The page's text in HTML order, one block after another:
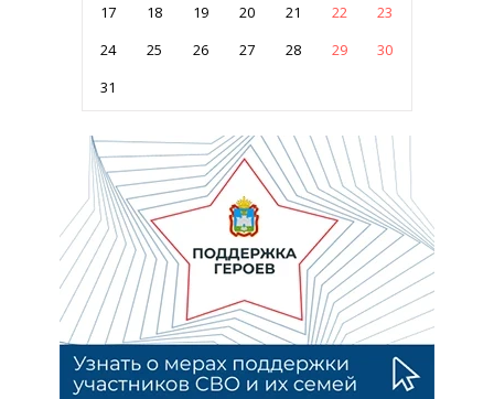
17
18 19 20 21 22
23
24
25 26 27 28 29
30
31